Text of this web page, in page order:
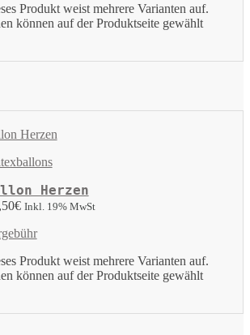
Produkt weist mehrere Varianten auf.
können auf der Produktseite gewählt
Herzen
€ Inkl. 19% MwSt
Produkt weist mehrere Varianten auf.
können auf der Produktseite gewählt